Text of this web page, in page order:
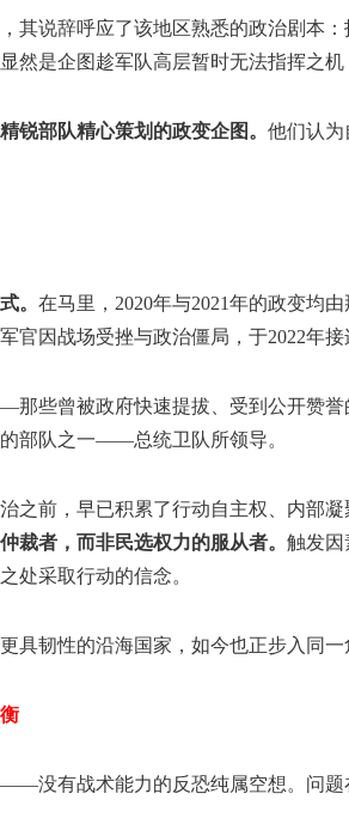
其说辞呼应了该地区熟悉的政治剧本
是企图趁军队高层暂时无法指挥之机
锐部队精心策划的政变企图。 他们认为
。 在马里，2020年与2021年的政变均
官因战场受挫与政治僵局，于2022年接
那些曾被政府快速提拔、受到公开赞
部队之一——总统卫队所领导。
之前，早已积累了行动自主权、内部凝
者，而非民选权力的服从者。 触发因
处采取行动的信念。
具韧性的沿海国家，如今也正步入同一
没有战术能力的反恐纯属空想。问题